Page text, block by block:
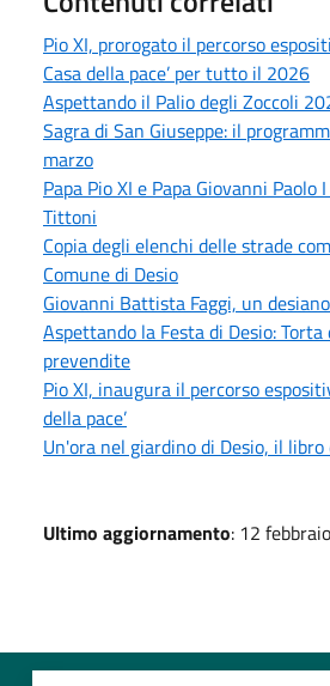
Pio XI, prorogato il percorso
Casa della pace’ per tutto il 2026
Aspettando il Palio degli Zoccoli
Sagra di San Giuseppe: il
marzo
Papa Pio XI e Papa Giovanni
Tittoni
Copia degli elenchi delle strade
Comune di Desio
Giovanni Battista Faggi, un
Aspettando la Festa di Desio: Torta
prevendite
Pio XI, inaugura il percorso
della pace’
Un'ora nel giardino di Desio, il
Ultimo aggiornamento: 12